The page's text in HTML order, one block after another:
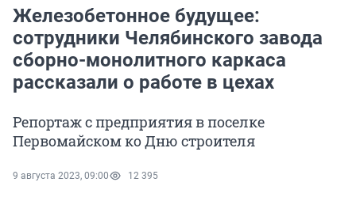
Железобетонное будущее:
сотрудники Челябинского завода
сборно-монолитного каркаса
рассказали о работе в цехах
Репортаж с предприятия в поселке
Первомайском ко Дню строителя
9 августа 2023, 09:00 12 395